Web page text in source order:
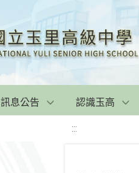
訊息公告 認識玉高
:::